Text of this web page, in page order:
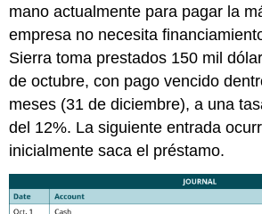
mano actualmente para pagar la
empresa no necesita
Sierra toma prestados 150 mil
de octubre, con pago vencido
meses (31 de diciembre), a una
del 12%. La siguiente entrada
inicialmente saca el préstamo.